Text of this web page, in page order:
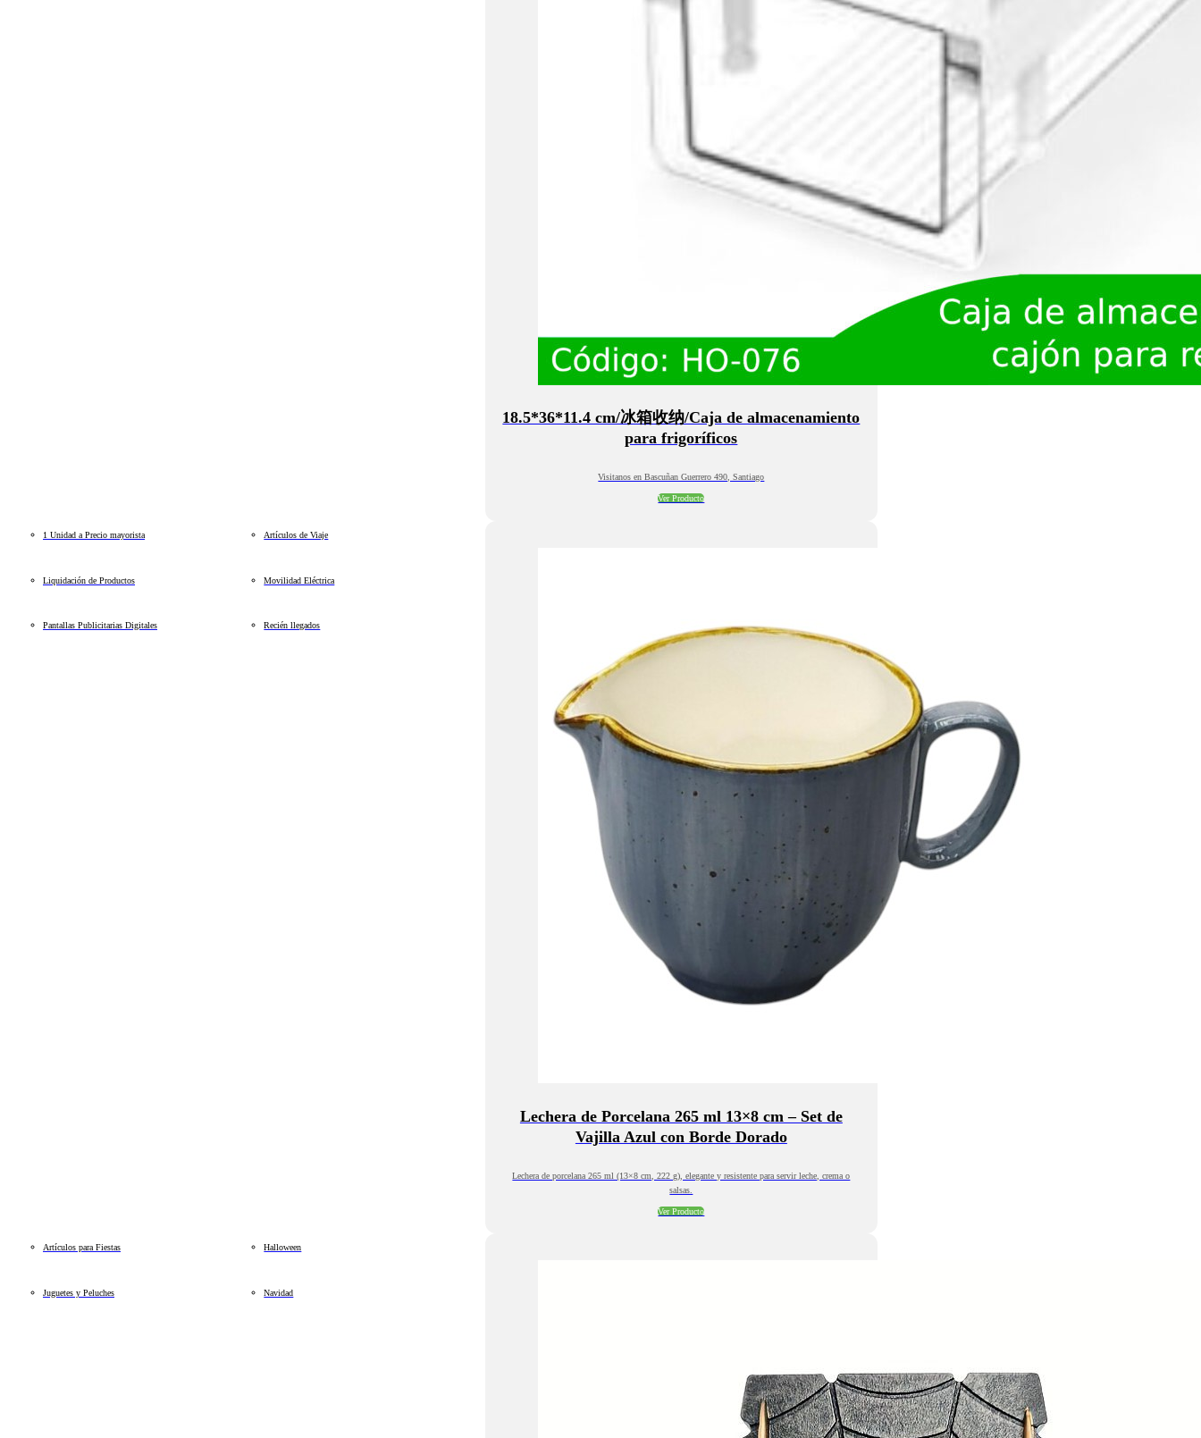
18.5*36*11.4 cm/冰箱收纳/Caja de almacenamiento
para frigoríficos
Visitanos en Bascuñan Guerrero 490, Santiago
Ver Producto
1 Unidad a Precio mayorista Artículos de Viaje
Liquidación de Productos Movilidad Eléctrica
Pantallas Publicitarias Digitales Recién llegados
Lechera de Porcelana 265 ml 13×8 cm – Set de
Vajilla Azul con Borde Dorado
Lechera de porcelana 265 ml (13×8 cm, 222 g), elegante y resistente para servir leche, crema o
salsas.
Ver Producto
Artículos para Fiestas Halloween
Juguetes y Peluches Navidad